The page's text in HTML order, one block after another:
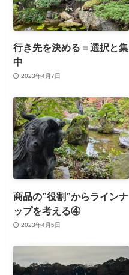
行き先を決める＝選択と集
中
2023年4月7日
商品の”役割”からラインナ
ップを考える④
2023年4月5日